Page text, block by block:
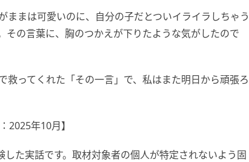
ままは可愛いのに、自分の子だとついイライラしちゃう
その言葉に、胸のつかえが下りたような気がしたので
救ってくれた「その一言」で、私はまた明日から頑張ろ
2025年10月】
た実話です。取材対象者の個人が特定されないよう固